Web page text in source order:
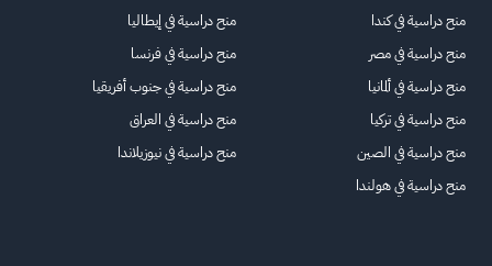
منح دراسية في كندا
منح دراسية في مصر
منح دراسية في ألمانيا
منح دراسية في تركيا
منح دراسية في الصين
منح دراسية في هولندا
منح دراسية في إيطاليا
منح دراسية في فرنسا
منح دراسية في جنوب أفريقيا
منح دراسية في العراق
منح دراسية في نيوزيلاندا